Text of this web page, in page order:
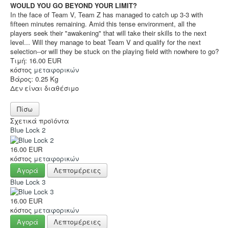
Φαντασίας
Οικογενειακά
2-Παίκτες
Ελληνικά
Χρώματα
TCG-LCG
Παιχνίδια Ρόλου
Puzzle
Deco & Ένδυση
Hot Deals!
Αρχική σελίδα
WOULD YOU GO BEYOND YOUR LIMIT?
In the face of Team V, Team Z has managed to catch up 3-3 with
fifteen minutes remaining. Amid this tense environment, all the
players seek their "awakening" that will take their skills to the next
level... Will they manage to beat Team V and qualify for the next
selection--or will they be stuck on the playing field with nowhere to go?
Τιμή: 16.00 EUR
κόστος μεταφορικών
Βάρος: 0.25 Kg
Δεν είναι διαθέσιμο
Σχετικά προϊόντα
Blue Lock 2
16.00 EUR
κόστος μεταφορικών
Αγορά
Λεπτομέρειες
Blue Lock 3
16.00 EUR
κόστος μεταφορικών
Αγορά
Λεπτομέρειες